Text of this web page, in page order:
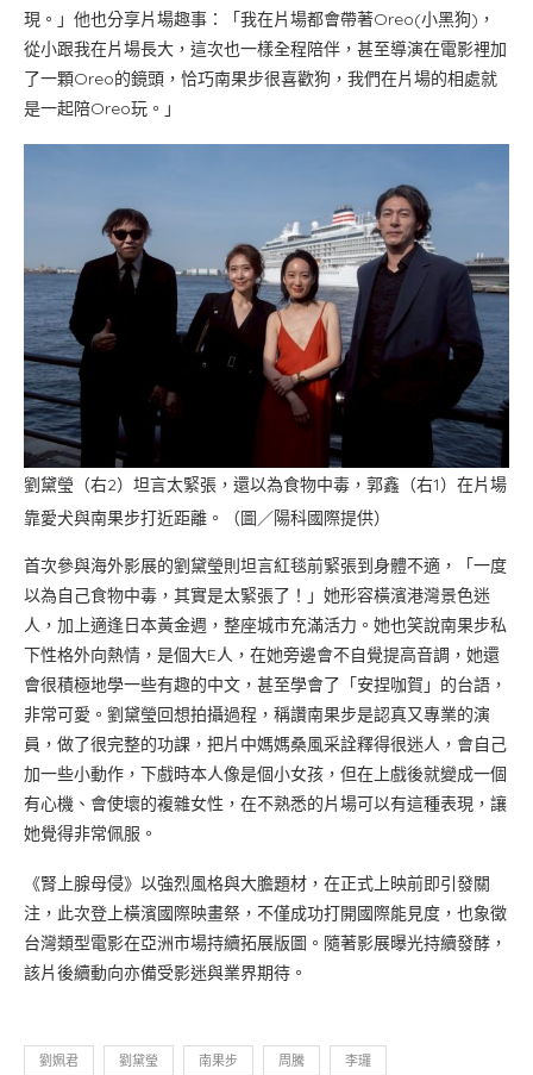
現。」他也分享片場趣事：「我在片場都會帶著Oreo(小黑狗)，
從小跟我在片場長大，這次也一樣全程陪伴，甚至導演在電影裡加
了一顆Oreo的鏡頭，恰巧南果步很喜歡狗，我們在片場的相處就
是一起陪Oreo玩。」
劉黛瑩（右2）坦言太緊張，還以為食物中毒，郭鑫（右1）在片場
靠愛犬與南果步打近距離。（圖／陽科國際提供）
首次參與海外影展的劉黛瑩則坦言紅毯前緊張到身體不適，「一度
以為自己食物中毒，其實是太緊張了！」她形容橫濱港灣景色迷
人，加上適逢日本黃金週，整座城市充滿活力。她也笑說南果步私
下性格外向熱情，是個大E人，在她旁邊會不自覺提高音調，她還
會很積極地學一些有趣的中文，甚至學會了「安捏咖賀」的台語，
非常可愛。劉黛瑩回想拍攝過程，稱讚南果步是認真又專業的演
員，做了很完整的功課，把片中媽媽桑風采詮釋得很迷人，會自己
加一些小動作，下戲時本人像是個小女孩，但在上戲後就變成一個
有心機、會使壞的複雜女性，在不熟悉的片場可以有這種表現，讓
她覺得非常佩服。
《腎上腺母侵》以強烈風格與大膽題材，在正式上映前即引發關
注，此次登上橫濱國際映畫祭，不僅成功打開國際能見度，也象徵
台灣類型電影在亞洲市場持續拓展版圖。隨著影展曝光持續發酵，
該片後續動向亦備受影迷與業界期待。
劉姵君 劉黛瑩 南果步 周騰 李㼈